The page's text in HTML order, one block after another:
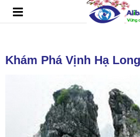
Khám Phá Vịnh Hạ